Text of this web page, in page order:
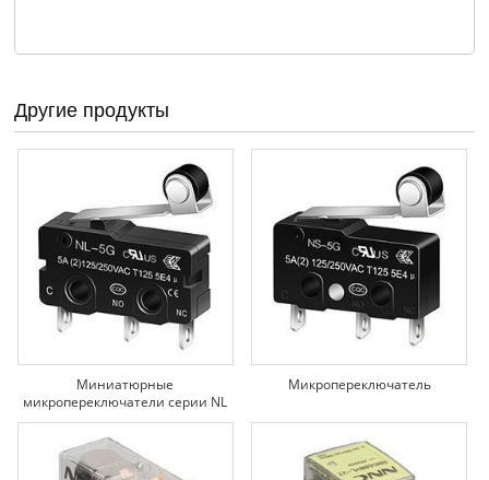
Другие продукты
Миниатюрные
микропереключатели серии NL
Микропереключатель